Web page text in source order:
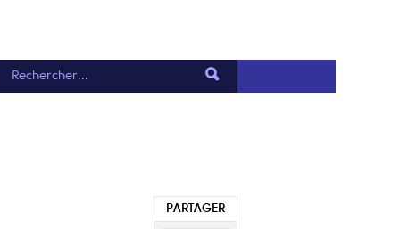
PARTAGER